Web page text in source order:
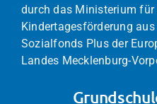
durch das Ministerium für
Kindertagesförderung
Sozialfonds Plus der
Landes Mecklenburg-